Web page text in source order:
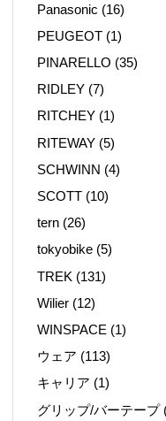
Panasonic (16)
PEUGEOT (1)
PINARELLO (35)
RIDLEY (7)
RITCHEY (1)
RITEWAY (5)
SCHWINN (4)
SCOTT (10)
tern (26)
tokyobike (5)
TREK (131)
Wilier (12)
WINSPACE (1)
ウェア (113)
キャリア (1)
グリップ/バーテープ